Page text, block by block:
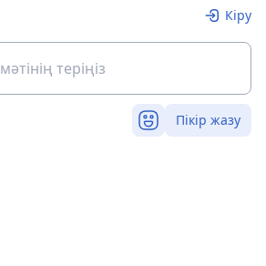
Кіру
Пікір жазу